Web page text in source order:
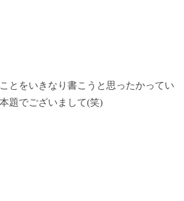
とをいきなり書こうと思ったかってい
題でございまして(笑)